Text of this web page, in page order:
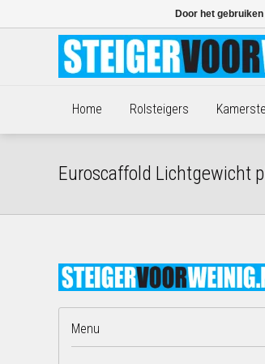
Home Rolsteigers
Euroscaffold Lichtgewicht
Menu
Door het